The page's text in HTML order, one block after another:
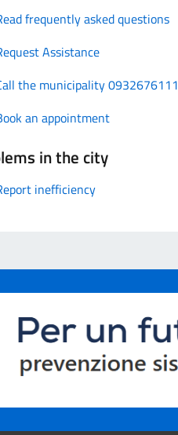
frequently asked questions
Assistance
the municipality 0932676111
an appointment
in the city
inefficiency